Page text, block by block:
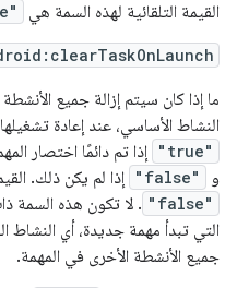
القيمة التلقائية لهذه السمة هي
ما إذا كان سيتم إزالة جميع
النشاط الأساسي، عند إعادة
"true"
إذا تم دائمًا اختصار
و ‫
"false" إذا لم يكن ذلك.
"false" . لا تكون هذه السمة
التي تبدأ مهمة جديدة، أي
جميع الأنشطة الأخرى في المهمة.